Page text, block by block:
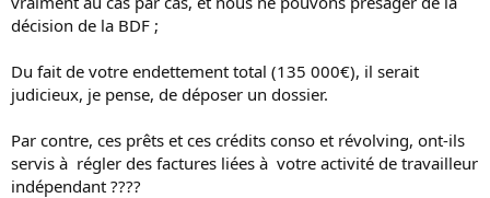
décision de la BDF ;
Du fait de votre endettement total (135 000€), il serait
judicieux, je pense, de déposer un dossier.
Par contre, ces prêts et ces crédits conso et révolving, ont-ils
servis à régler des factures liées à votre activité de travailleur
indépendant ????